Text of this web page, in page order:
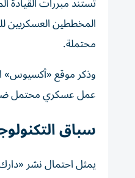
محتملة.
وذكر موقع «أكسيوس»
عمل عسكري محتمل
سباق
يمثل احتمال نشر